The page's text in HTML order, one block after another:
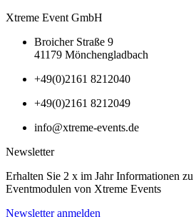
Xtreme Event GmbH
Broicher Straße 9
41179 Mönchengladbach
+49(0)2161 8212040
+49(0)2161 8212049
info@xtreme-events.de
Newsletter
Erhalten Sie 2 x im Jahr Informationen
Eventmodulen von Xtreme Events
Newsletter anmelden